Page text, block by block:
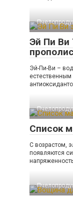
Эй Пи Ви
Эй-Пи-Ви –
естественным
Список
С возрастом,
появляются